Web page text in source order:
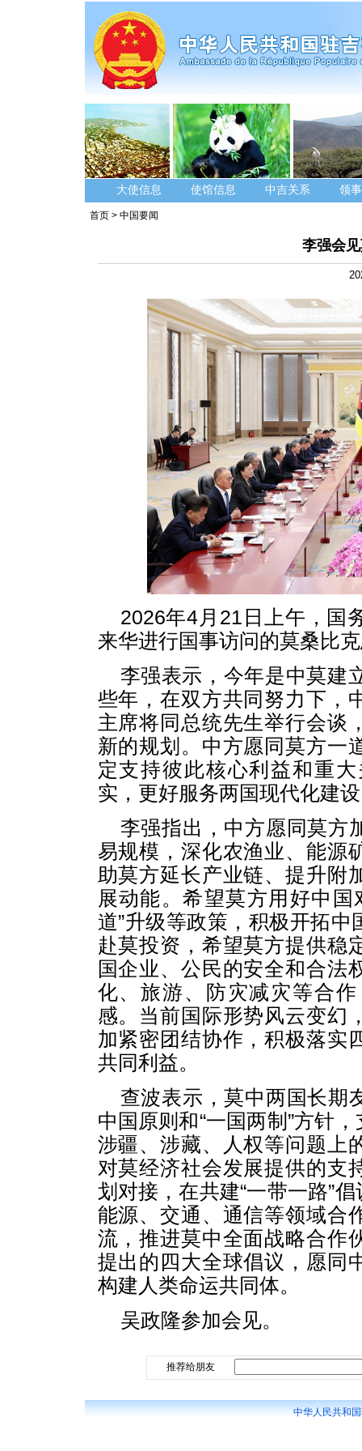
大使信息 使馆信息 中吉关系 领
首页 > 中国要闻
李强会
2026年4月21日上午，国
来华进行国事访问的莫桑比
李强表示，今年是中莫建
些年，在双方共同努力下，
主席将同总统先生举行会谈
新的规划。中方愿同莫方一
定支持彼此核心利益和重
实，更好服务两国现代化建
李强指出，中方愿同莫方
易规模，深化农渔业、能源
助莫方延长产业链、提升附
展动能。希望莫方用好中
道”升级等政策，积极开拓
赴莫投资，希望莫方提供稳
国企业、公民的安全和合法
化、旅游、防灾减灾等合
感。当前国际形势风云变幻
加紧密团结协作，积极落实
共同利益。
查波表示，莫中两国长期
中国原则和“一国两制”方针
涉疆、涉藏、人权等问题上
对莫经济社会发展提供的支
划对接，在共建“一带一路”
能源、交通、通信等领域合
流，推进莫中全面战略合作
提出的四大全球倡议，愿同
构建人类命运共同体。
吴政隆参加会见。
推荐给朋友
中华人民共和